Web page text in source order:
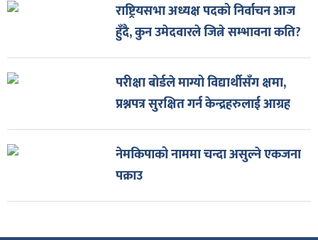
राष्ट्रियसभा अध्यक्ष पदको निर्वाचन आज
हुँदै, कुन उमेदवारले जित्ने सम्भावना कति?
परीक्षा बोर्डले माग्यो विद्यार्थीसँग क्षमा,
प्रश्नपत्र सुरक्षित गर्न केन्द्रहरुलाई आग्रह
नेमकिपाको नाममा चन्दा असुल्ने एकजना
पक्राउ